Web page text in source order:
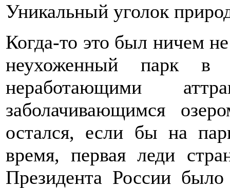
Уникальный уголок
Когда-то это был ничем
неухоженный парк в
неработающими
заболачивающимся
остался, если бы на
время, первая леди
Президента России